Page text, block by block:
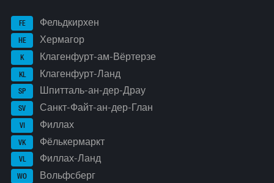
FE Фельдкирхен
HE Хермагор
K Клагенфурт-ам-Вёртерзе
KL Клагенфурт-Ланд
SP Шпитталь-ан-дер-Драу
SV Санкт-Файт-ан-дер-Глан
VI Филлах
VK Фёлькермаркт
VL Филлах-Ланд
WO Вольфсберг